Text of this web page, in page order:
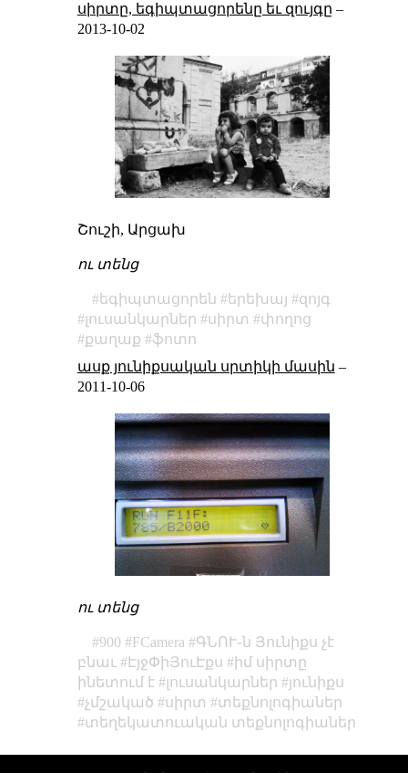
սիրտը, եգիպտացորենը եւ զույգը –
2013-10-02
Շուշի, Արցախ
ու տենց
եգիպտացորեն երեխայ
զոյգ
լուսանկարներ
սիրտ
փողոց
քաղաք
ֆոտո
ասք յունիքսական սրտիկի մասին –
2011-10-06
ու տենց
900 FCamera
ԳՆՈՒ֊ն Յունիքս չէ
բնաւ
ԷյջՓիՅուԷքս
իմ սիրտը
ինետում է
լուսանկարներ
յունիքս
չմշակած
սիրտ
տեքնոլոգիաներ
տեղեկատուական տեքնոլոգիաներ